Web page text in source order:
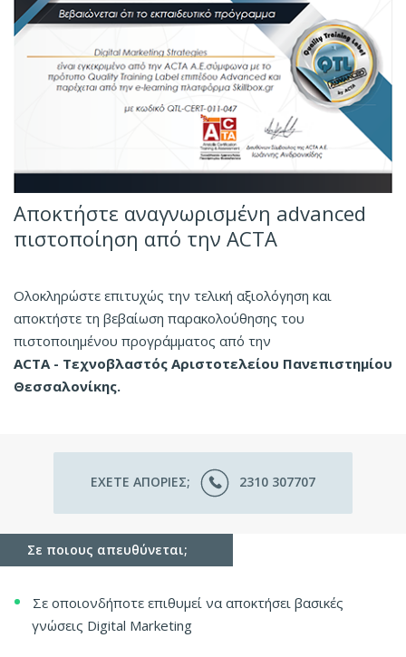
Αποκτήστε αναγνωρισμένη advanced
πιστοποίηση από την ΑCΤΑ
Ολοκληρώστε επιτυχώς την τελική αξιολόγηση και
αποκτήστε τη βεβαίωση παρακολούθησης του
πιστοποιημένου προγράμματος από την
ΑCΤΑ - Τεχνοβλαστός Αριστοτελείου Πανεπιστημίου
Θεσσαλονίκης.
ΕΧΕΤΕ ΑΠΟΡΙΕΣ; 2310 307707
Σε ποιους απευθύνεται;
Σε οποιονδήποτε επιθυμεί να αποκτήσει βασικές
γνώσεις Digital Marketing